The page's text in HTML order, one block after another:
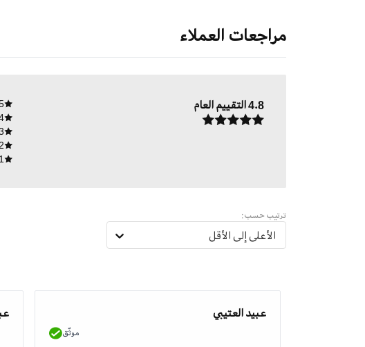
مراجعات العملاء
4.8التقييم العام
2
1
ترتيب حسب:
الأعلى إلى الأقل
عبيد العتيبي
موثّق